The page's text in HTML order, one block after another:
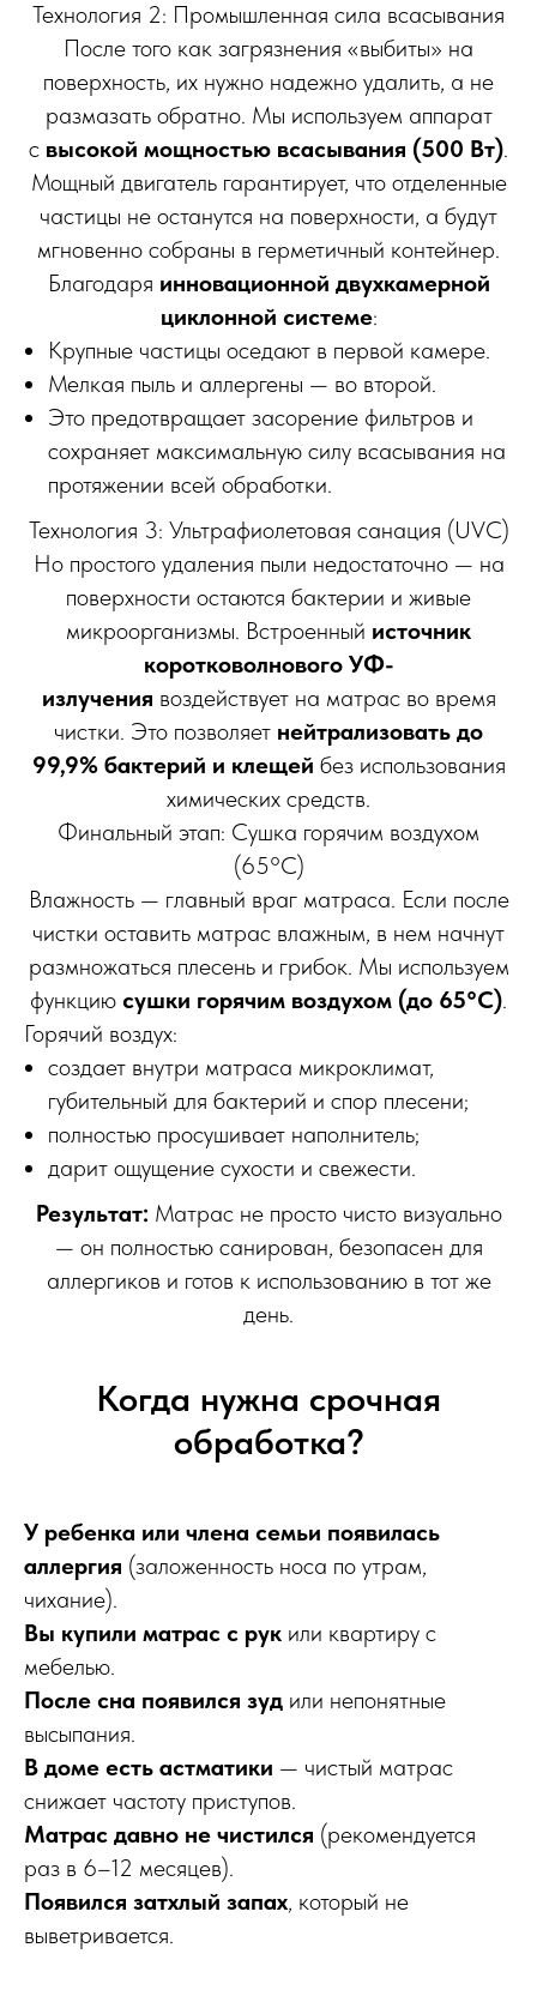
Технология 2: Промышленная сила всасывания
После того как загрязнения «выбиты» на
поверхность, их нужно надежно удалить, а не
размазать обратно. Мы используем аппарат
с высокой мощностью всасывания (500 Вт).
Мощный двигатель гарантирует, что отделенные
частицы не останутся на поверхности, а будут
мгновенно собраны в герметичный контейнер.
Благодаря инновационной двухкамерной
циклонной системе:
Крупные частицы оседают в первой камере.
Мелкая пыль и аллергены — во второй.
Это предотвращает засорение фильтров и
сохраняет максимальную силу всасывания на
протяжении всей обработки.
Технология 3: Ультрафиолетовая санация (UVC)
Но простого удаления пыли недостаточно — на
поверхности остаются бактерии и живые
микроорганизмы. Встроенный источник
коротковолнового УФ-
излучения воздействует на матрас во время
чистки. Это позволяет нейтрализовать до
99,9% бактерий и клещей без использования
химических средств.
Финальный этап: Сушка горячим воздухом
(65°C)
Влажность — главный враг матраса. Если после
чистки оставить матрас влажным, в нем начнут
размножаться плесень и грибок. Мы используем
функцию сушки горячим воздухом (до 65°C).
Горячий воздух:
создает внутри матраса микроклимат,
губительный для бактерий и спор плесени;
полностью просушивает наполнитель;
дарит ощущение сухости и свежести.
Результат: Матрас не просто чисто визуально
— он полностью санирован, безопасен для
аллергиков и готов к использованию в тот же
день.
Когда нужна срочная
обработка?
У ребенка или члена семьи появилась
аллергия (заложенность носа по утрам,
чихание).
Вы купили матрас с рук или квартиру с
мебелью.
После сна появился зуд или непонятные
высыпания.
В доме есть астматики — чистый матрас
снижает частоту приступов.
Матрас давно не чистился (рекомендуется
раз в 6–12 месяцев).
Появился затхлый запах, который не
выветривается.